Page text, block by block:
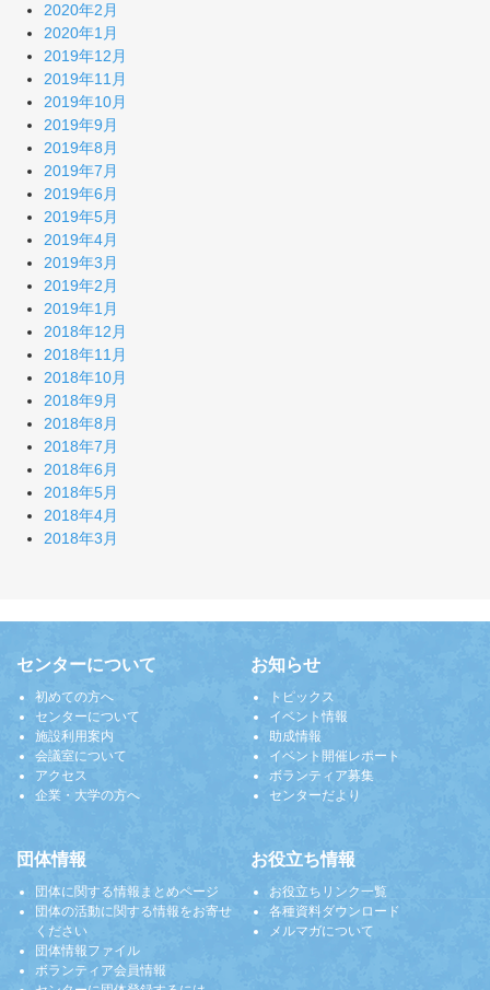
2020年2月
2020年1月
2019年12月
2019年11月
2019年10月
2019年9月
2019年8月
2019年7月
2019年6月
2019年5月
2019年4月
2019年3月
2019年2月
2019年1月
2018年12月
2018年11月
2018年10月
2018年9月
2018年8月
2018年7月
2018年6月
2018年5月
2018年4月
2018年3月
センターについて
初めての方へ
センターについて
施設利用案内
会議室について
アクセス
企業・大学の方へ
お知らせ
トピックス
イベント情報
助成情報
イベント開催レポート
ボランティア募集
センターだより
団体情報
団体に関する情報まとめページ
団体の活動に関する情報をお寄せ
ください
団体情報ファイル
ボランティア会員情報
お役立ち情報
お役立ちリンク一覧
各種資料ダウンロード
メルマガについて